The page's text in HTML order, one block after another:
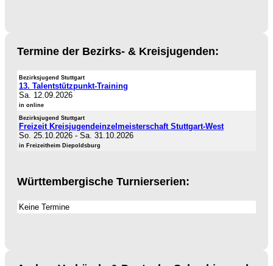
Termine der Bezirks- & Kreisjugenden:
Bezirksjugend Stuttgart
13. Talentstützpunkt-Training
Sa. 12.09.2026
in online
Bezirksjugend Stuttgart
Freizeit Kreisjugendeinzelmeisterschaft Stuttgart-West
So. 25.10.2026 - Sa. 31.10.2026
in Freizeitheim Diepoldsburg
Württembergische Turnierserien:
Keine Termine